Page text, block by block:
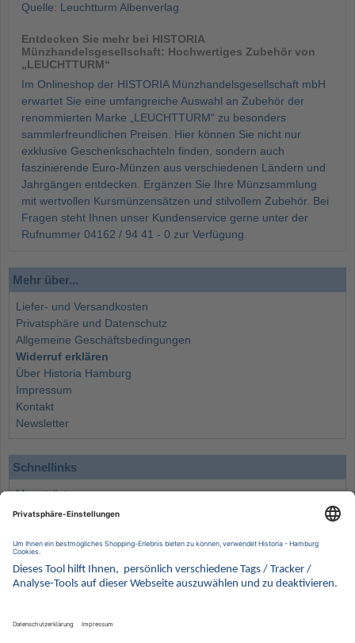
Quelle: Leuchtturm Albenverlag
Entdecken Sie mehr bei HISTORIA
Münzhandelsgesellschaft: Hochwertiges Zubehör von
„LEUCHTTURM“
Im Onlineshop der HISTORIA Münzhandelsgesellschaft mbH
erwartet Sie eine umfangreiche Auswahl an Zubehör der
renommierten Marke „LEUCHTTURM“ zu besonders
sammlerfreundlichen Preisen. Hier können Sie nicht nur
exklusive Geschenkschachteln finden, sondern auch
faszinierende Euro-Münzen aus verschiedenen Ländern und
Jahrgängen entdecken. Ergänzen Sie Ihre Münzsammlung
mit wertvollen Kursmünzensätzen und stilvollem Zubehör. Bei
Fragen steht Ihnen unser Kundenservice gerne unter der
Rufnummer 04162 / 94 41 - 0 zur Verfügung.
Mehr über...
Liefer- und Versandkosten
Privatsphäre und Datenschutz
Allgemeine Geschäftsbedingungen
Widerruf erklären
Über Historia Hamburg
Impressum
Kontakt
Newsletter
Schnellinks
Monatsliste
Angebote
Wissenswertes
Kontakt